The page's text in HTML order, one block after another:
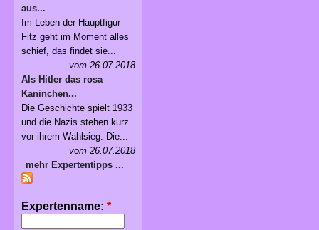
aus...
Im Leben der Hauptfigur
Fitz geht im Moment alles
schief, das findet sie...
vom 26.07.2018
Als Hitler das rosa
Kaninchen...
Die Geschichte spielt 1933
und die Nazis stehen kurz
vor ihrem Wahlsieg. Die...
vom 26.07.2018
mehr Expertentipps ...
Expertenname: *